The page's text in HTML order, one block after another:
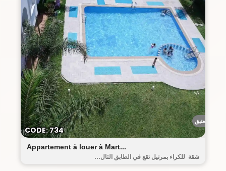
البيت العتيق
Appartement à louer à Mart...
شقة للكراء بمرتيل تقع في الطابق الثال...
CODE: 734